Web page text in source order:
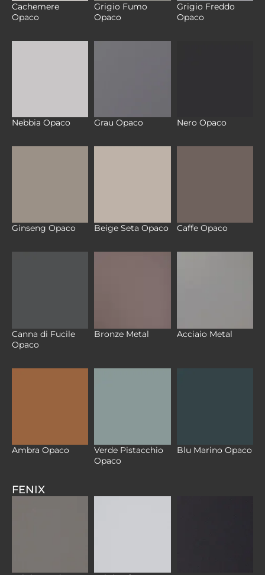
Cachemere
Opaco
Grigio Fumo
Opaco
Grigio Freddo
Opaco
Nebbia Opaco Grau Opaco Nero Opaco
Ginseng Opaco Beige Seta Opaco Caffe Opaco
Canna di Fucile
Opaco
Bronze Metal Acciaio Metal
Ambra Opaco
Verde Pistacchio
Opaco
Blu Marino Opaco
FENIX